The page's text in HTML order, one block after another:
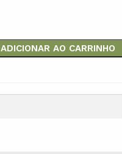
ADICIONAR AO CARRINHO